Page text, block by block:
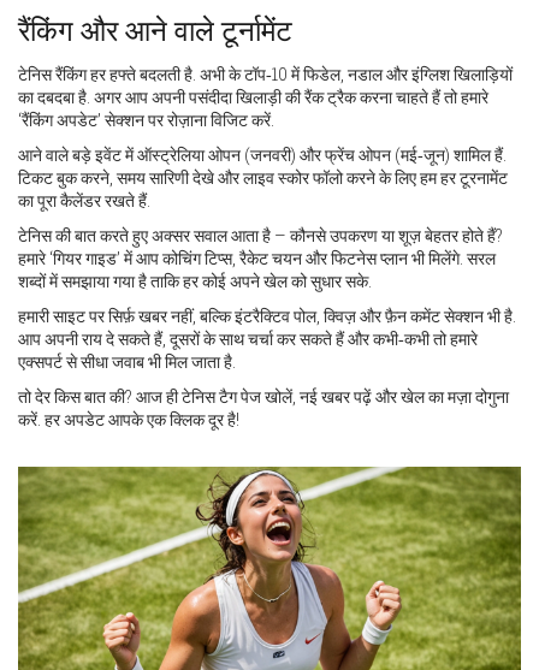
रैंकिंग और आने वाले टूर्नामेंट
टेनिस रैंकिंग हर हफ्ते बदलती है. अभी के टॉप‑10 में फिडेल, नडाल और इंग्लिश खिलाड़ियों
का दबदबा है. अगर आप अपनी पसंदीदा खिलाड़ी की रैंक ट्रैक करना चाहते हैं तो हमारे
‘रैंकिंग अपडेट’ सेक्शन पर रोज़ाना विजिट करें.
आने वाले बड़े इवेंट में ऑस्ट्रेलिया ओपन (जनवरी) और फ्रेंच ओपन (मई‑जून) शामिल हैं.
टिकट बुक करने, समय सारिणी देखे और लाइव स्कोर फॉलो करने के लिए हम हर टूरनामेंट
का पूरा कैलेंडर रखते हैं.
टेनिस की बात करते हुए अक्सर सवाल आता है – कौनसे उपकरण या शूज़ बेहतर होते हैं?
हमारे ‘गियर गाइड’ में आप कोचिंग टिप्स, रैकेट चयन और फिटनेस प्लान भी मिलेंगे. सरल
शब्दों में समझाया गया है ताकि हर कोई अपने खेल को सुधार सके.
हमारी साइट पर सिर्फ़ खबर नहीं, बल्कि इंटरैक्टिव पोल, क्विज़ और फ़ैन कमेंट सेक्शन भी है.
आप अपनी राय दे सकते हैं, दूसरों के साथ चर्चा कर सकते हैं और कभी‑कभी तो हमारे
एक्सपर्ट से सीधा जवाब भी मिल जाता है.
तो देर किस बात की? आज ही टेनिस टैग पेज खोलें, नई खबर पढ़ें और खेल का मज़ा दोगुना
करें. हर अपडेट आपके एक क्लिक दूर है!